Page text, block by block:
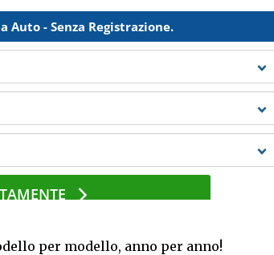
per modello, anno per anno!